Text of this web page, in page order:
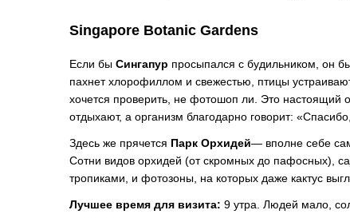
Singapore Botanic Gardens
Если бы Сингапур просыпался с будильником, он
пахнет хлорофиллом и свежестью, птицы
хочется проверить, не фотошоп ли. Это настоящий
отдыхают, а организм благодарно говорит:
Здесь же прячется Парк Орхидей— вполне себе
Сотни видов орхидей (от скромных до пафосных),
тропиками, и фотозоны, на которых даже кактус
Лучшее время для визита: 9 утра. Людей мало,